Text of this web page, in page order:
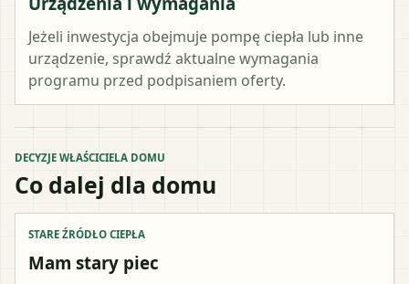
Jeżeli inwestycja obejmuje pompę ciepła lub inne
urządzenie, sprawdź aktualne wymagania
programu przed podpisaniem oferty.
DECYZJE WŁAŚCICIELA DOMU
Co dalej dla domu
STARE ŹRÓDŁO CIEPŁA
Mam stary piec